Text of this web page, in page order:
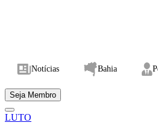
Notícias Bahia
Seja Membro
LUTO